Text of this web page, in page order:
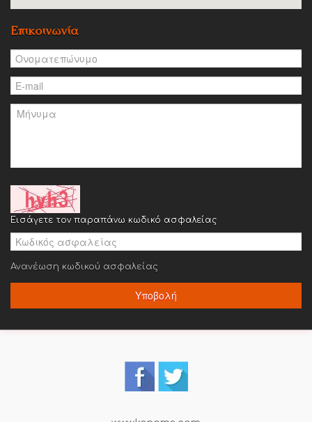
Επικοινωνία
Εισάγετε τον παραπάνω κωδικό ασφαλείας
Ανανέωση κωδικού ασφαλείας
Υποβολή